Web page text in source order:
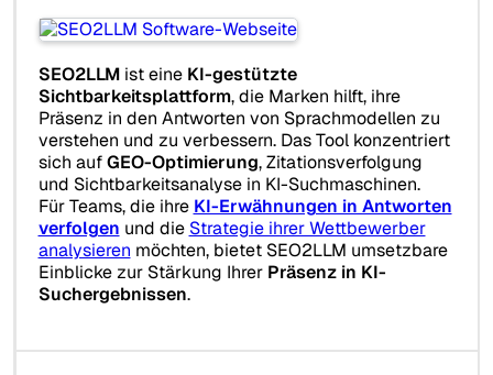
SEO2LLMist eine KI-gestützte
Sichtbarkeitsplattform, die Marken hilft, ihre
Präsenz in den Antworten von Sprachmodellen zu
verstehen und zu verbessern. Das Tool konzentriert
sich aufGEO-Optimierung, Zitationsverfolgung
und Sichtbarkeitsanalyse in KI-Suchmaschinen.
Für Teams, die ihre KI-Erwähnungen in Antworten
verfolgen und die Strategie ihrer Wettbewerber
analysieren möchten, bietet SEO2LLM umsetzbare
Einblicke zur Stärkung Ihrer Präsenz in KI-
Suchergebnissen.